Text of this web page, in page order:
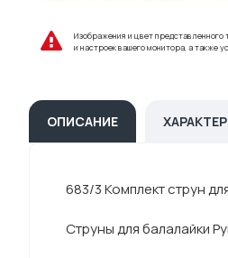
Изображения и цвет представленного
и настроек вашего монитора, а также
ОПИСАНИЕ
683/3 Комплект струн
Струны для балалайки